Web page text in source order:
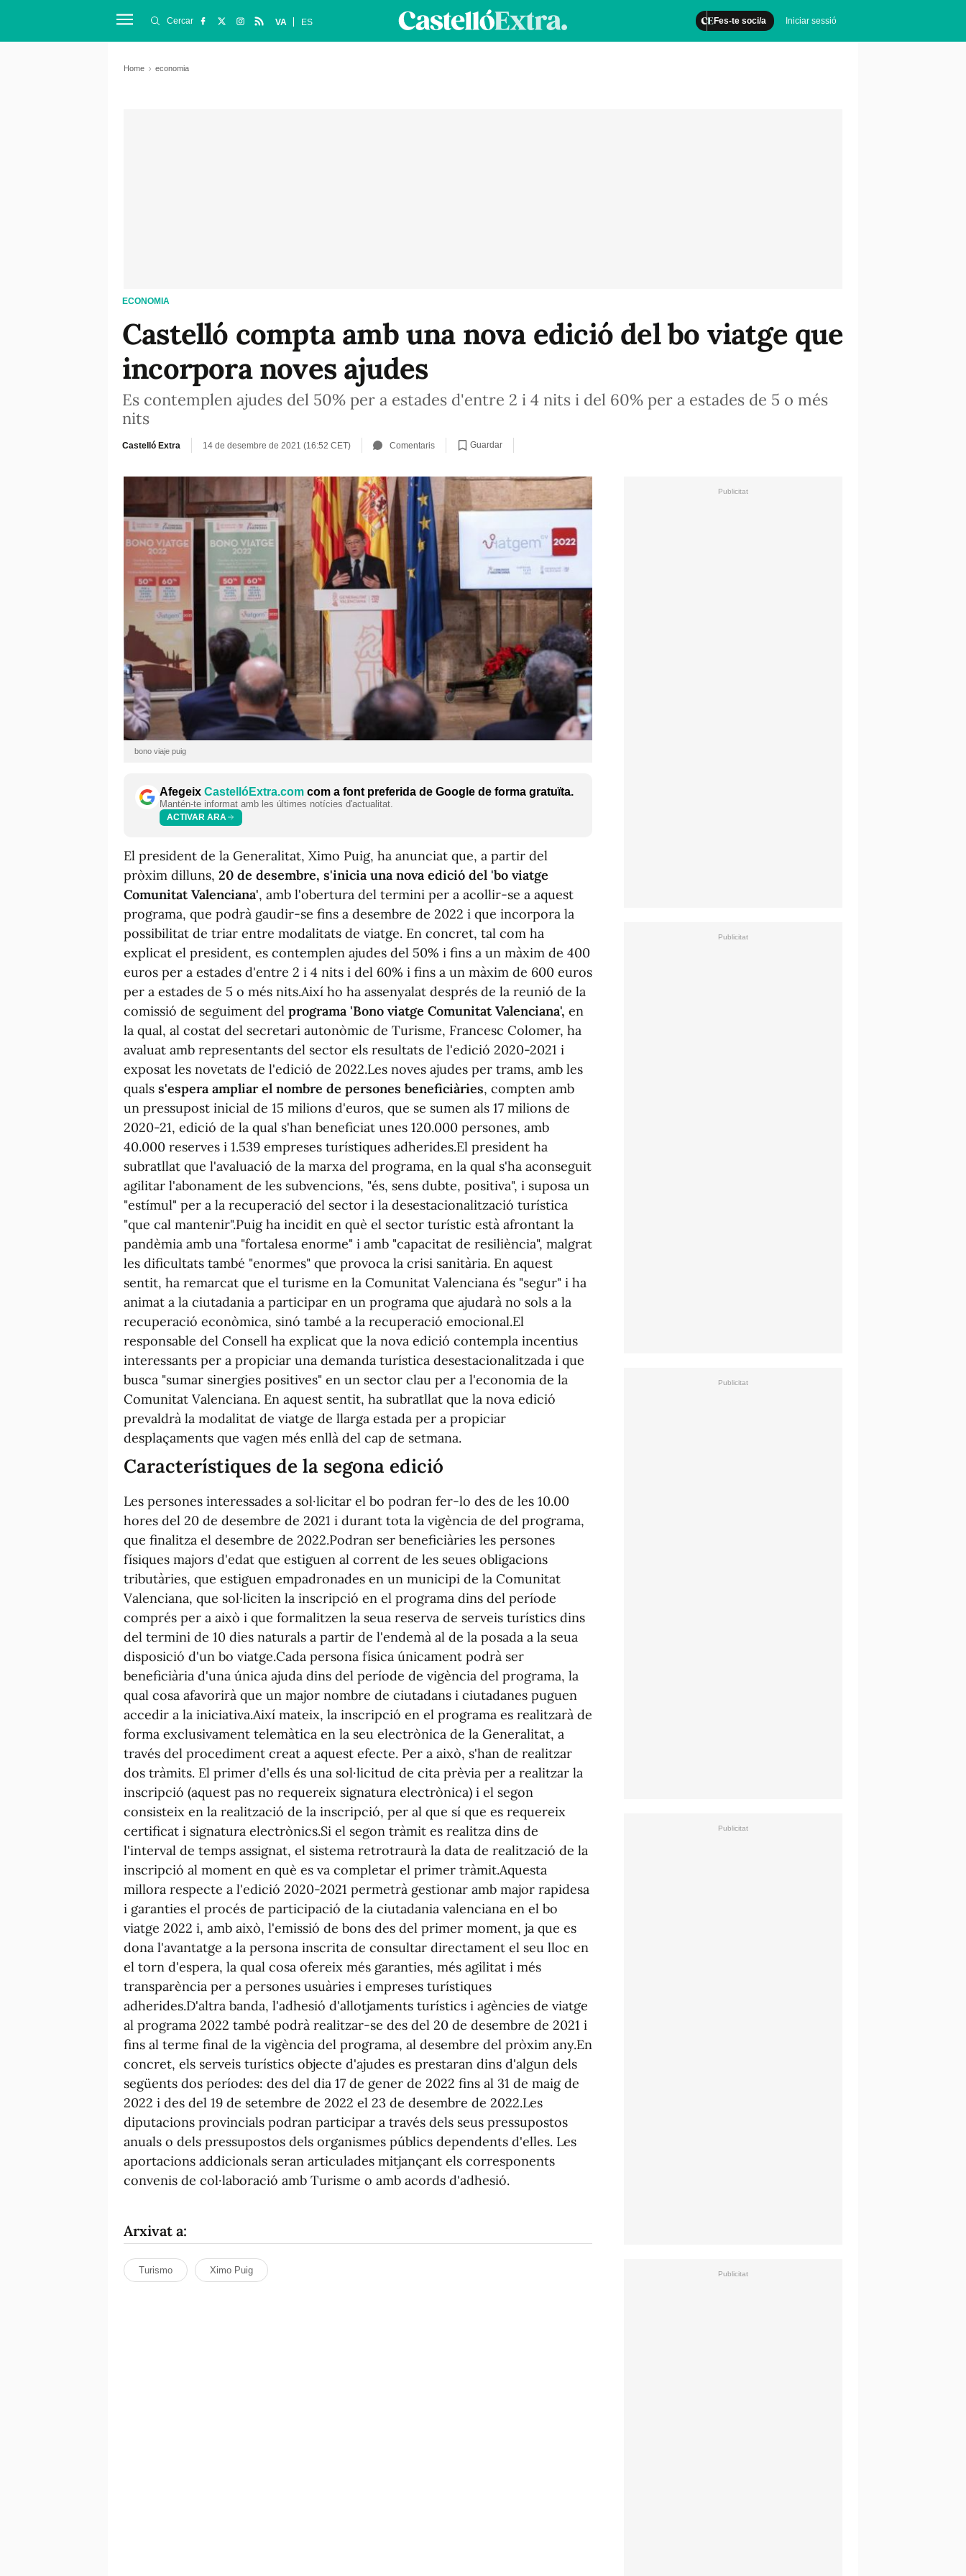
Fes-te soci/a Iniciar sessió
Cercar VA ES
Home economia
ECONOMIA
Castelló compta amb una nova edició del bo viatge que
incorpora noves ajudes
Es contemplen ajudes del 50% per a estades d'entre 2 i 4 nits i del 60% per a estades de 5 o més
nits
Castelló Extra 14 de desembre de 2021 (16:52 CET) Comentaris Guardar
bono viaje puig
Afegeix CastellóExtra.com com a font preferida de Google de forma gratuïta.
Mantén-te informat amb les últimes notícies d'actualitat.
ACTIVAR ARA
El president de la Generalitat, Ximo Puig, ha anunciat que, a partir del
pròxim dilluns, 20 de desembre, s'inicia una nova edició del 'bo viatge
Comunitat Valenciana', amb l'obertura del termini per a acollir-se a aquest
programa, que podrà gaudir-se fins a desembre de 2022 i que incorpora la
possibilitat de triar entre modalitats de viatge. En concret, tal com ha
explicat el president, es contemplen ajudes del 50% i fins a un màxim de 400
euros per a estades d'entre 2 i 4 nits i del 60% i fins a un màxim de 600 euros
per a estades de 5 o més nits.Així ho ha assenyalat després de la reunió de la
comissió de seguiment del programa 'Bono viatge Comunitat Valenciana', en
la qual, al costat del secretari autonòmic de Turisme, Francesc Colomer, ha
avaluat amb representants del sector els resultats de l'edició 2020-2021 i
exposat les novetats de l'edició de 2022.Les noves ajudes per trams, amb les
quals s'espera ampliar el nombre de persones beneficiàries, compten amb
un pressupost inicial de 15 milions d'euros, que se sumen als 17 milions de
2020-21, edició de la qual s'han beneficiat unes 120.000 persones, amb
40.000 reserves i 1.539 empreses turístiques adherides.El president ha
subratllat que l'avaluació de la marxa del programa, en la qual s'ha aconseguit
agilitar l'abonament de les subvencions, "és, sens dubte, positiva", i suposa un
"estímul" per a la recuperació del sector i la desestacionalització turística
"que cal mantenir".Puig ha incidit en què el sector turístic està afrontant la
pandèmia amb una "fortalesa enorme" i amb "capacitat de resiliència", malgrat
les dificultats també "enormes" que provoca la crisi sanitària. En aquest
sentit, ha remarcat que el turisme en la Comunitat Valenciana és "segur" i ha
animat a la ciutadania a participar en un programa que ajudarà no sols a la
recuperació econòmica, sinó també a la recuperació emocional.El
responsable del Consell ha explicat que la nova edició contempla incentius
interessants per a propiciar una demanda turística desestacionalitzada i que
busca "sumar sinergies positives" en un sector clau per a l'economia de la
Comunitat Valenciana. En aquest sentit, ha subratllat que la nova edició
prevaldrà la modalitat de viatge de llarga estada per a propiciar
desplaçaments que vagen més enllà del cap de setmana.
Característiques de la segona edició
Les persones interessades a sol·licitar el bo podran fer-lo des de les 10.00
hores del 20 de desembre de 2021 i durant tota la vigència de del programa,
que finalitza el desembre de 2022.Podran ser beneficiàries les persones
físiques majors d'edat que estiguen al corrent de les seues obligacions
tributàries, que estiguen empadronades en un municipi de la Comunitat
Valenciana, que sol·liciten la inscripció en el programa dins del període
comprés per a això i que formalitzen la seua reserva de serveis turístics dins
del termini de 10 dies naturals a partir de l'endemà al de la posada a la seua
disposició d'un bo viatge.Cada persona física únicament podrà ser
beneficiària d'una única ajuda dins del període de vigència del programa, la
qual cosa afavorirà que un major nombre de ciutadans i ciutadanes puguen
accedir a la iniciativa.Així mateix, la inscripció en el programa es realitzarà de
forma exclusivament telemàtica en la seu electrònica de la Generalitat, a
través del procediment creat a aquest efecte. Per a això, s'han de realitzar
dos tràmits. El primer d'ells és una sol·licitud de cita prèvia per a realitzar la
inscripció (aquest pas no requereix signatura electrònica) i el segon
consisteix en la realització de la inscripció, per al que sí que es requereix
certificat i signatura electrònics.Si el segon tràmit es realitza dins de
l'interval de temps assignat, el sistema retrotraurà la data de realització de la
inscripció al moment en què es va completar el primer tràmit.Aquesta
millora respecte a l'edició 2020-2021 permetrà gestionar amb major rapidesa
i garanties el procés de participació de la ciutadania valenciana en el bo
viatge 2022 i, amb això, l'emissió de bons des del primer moment, ja que es
dona l'avantatge a la persona inscrita de consultar directament el seu lloc en
el torn d'espera, la qual cosa ofereix més garanties, més agilitat i més
transparència per a persones usuàries i empreses turístiques
adherides.D'altra banda, l'adhesió d'allotjaments turístics i agències de viatge
al programa 2022 també podrà realitzar-se des del 20 de desembre de 2021 i
fins al terme final de la vigència del programa, al desembre del pròxim any.En
concret, els serveis turístics objecte d'ajudes es prestaran dins d'algun dels
següents dos períodes: des del dia 17 de gener de 2022 fins al 31 de maig de
2022 i des del 19 de setembre de 2022 el 23 de desembre de 2022.Les
diputacions provincials podran participar a través dels seus pressupostos
anuals o dels pressupostos dels organismes públics dependents d'elles. Les
aportacions addicionals seran articulades mitjançant els corresponents
convenis de col·laboració amb Turisme o amb acords d'adhesió.
Arxivat a:
Turismo Ximo Puig